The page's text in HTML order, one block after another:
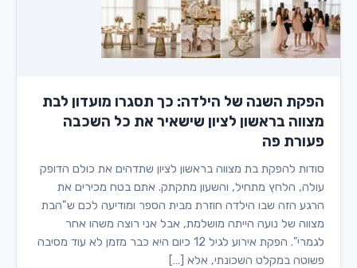
הפקת השנה של הילדה: כך תסגרו מועדון לבת
מצווה בראשון לציון שישאיר את כל השכבה
פעורת פה
סודות להפקת בת מצווה בראשון לציון שתדהים את כולם הדופק
עולה, הלחץ מתחיל, והשעון מתקתק. אתם בטח מכירים את
הרגע הזה שבו הילדה חוזרת מבית הספר ומודיעה לכם ש"הבת
מצווה של נועה הייתה מושלמת, אבל אני רוצה משהו אחר
לגמרי". הפקת אירוע לגיל 12 כיום היא כבר מזמן לא עוד מסיבה
פשוטה במקלט השכונתי, אלא […]